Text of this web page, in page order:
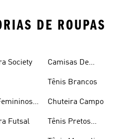
DE ROUPAS
Society
Futsal
Camisas De
Tênis Brancos
Chuteira Campo
Tênis Pretos